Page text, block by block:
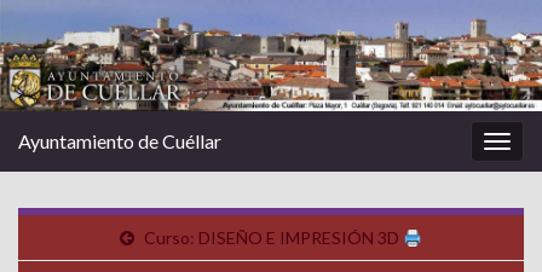
la
Ayuntamiento de Cuéllar
Curso: DISEÑO E IMPRESIÓN 3D